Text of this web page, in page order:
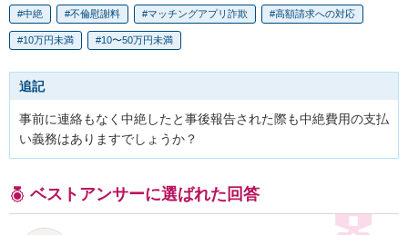
中絶 不倫慰謝料 マッチングアプリ詐欺 高額請求への対応
10万円未満 10〜50万円未満
追記
事前に連絡もなく中絶したと事後報告された際も中絶費用の支払
ベストアンサーに選ばれた回答